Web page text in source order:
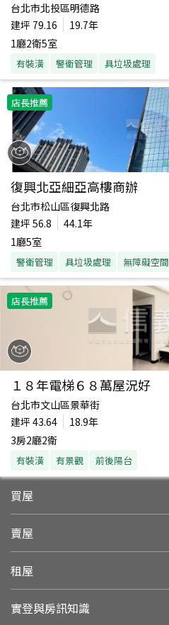
台北市北投區明德路
建坪 79.16
19.7年
1廳2衛5室
有裝潢 警衛管理 具垃圾處理
店長推薦
復興北亞細亞高樓商辦
台北市松山區復興北路
建坪 56.8
44.1年
1廳5室
警衛管理 具垃圾處理 無障礙空間
店長推薦
１８年電梯６８萬屋況好
台北市文山區景華街
建坪 43.64
18.9年
3房2廳2衛
有裝潢 有景觀 前後陽台
買屋
賣屋
租屋
實登與房訊知識